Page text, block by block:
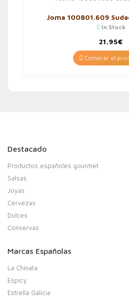
Joma 100801.609
In Stock
21,95€
Comprar el
Destacado
Productos españoles gourmet
Salsas
Joyas
Cervezas
Dulces
Conservas
Marcas Españolas
La Chinata
Espicy
Estrella Galicia